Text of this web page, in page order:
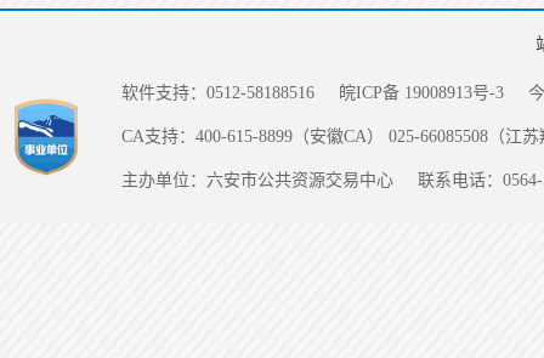
软件支持：0512-58188516 皖ICP备 19008913号-3
CA支持：400-615-8899（安徽CA） 025-66085508（江
主办单位：六安市公共资源交易中心 联系电话：0564-